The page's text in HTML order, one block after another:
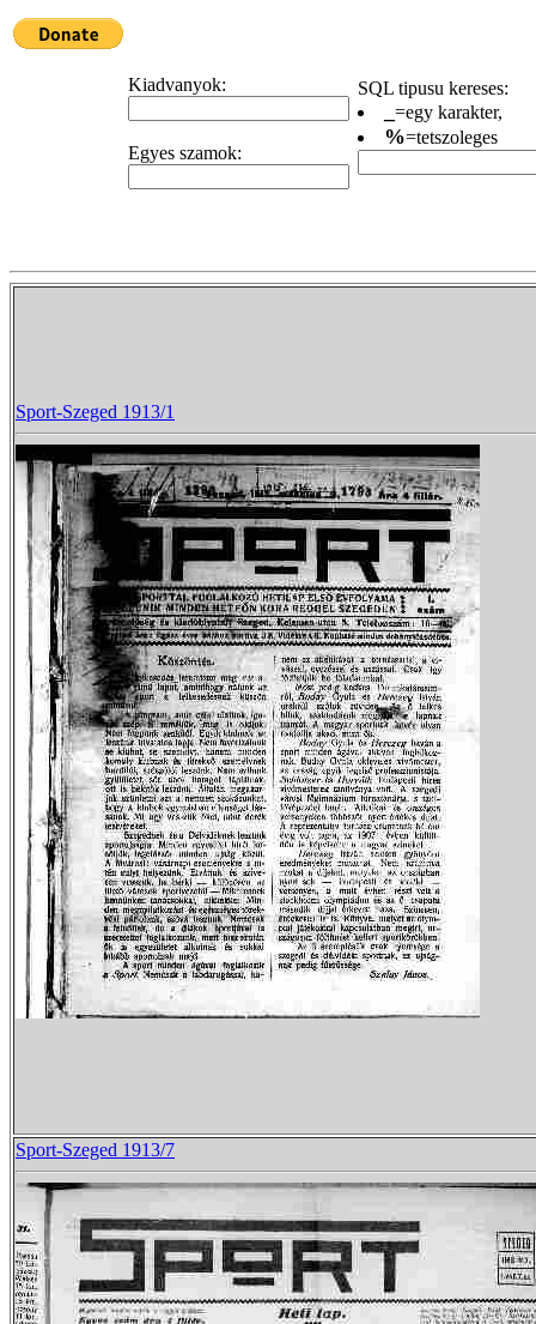
Kiadvanyok:
Egyes szamok:
SQL tipusu kereses:
=egy karakter,
%=tetszoleges
Sport-Szeged 1913/1
Sport-Szeged 1913/7